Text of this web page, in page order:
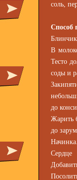
соль,
Способ
В
Тесто
соды и
до
Жарить
до
Сердце